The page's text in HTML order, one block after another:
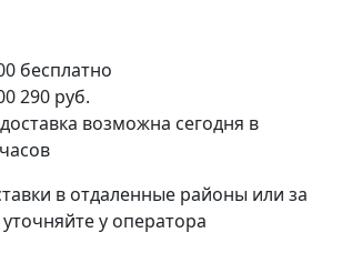
бесплатно
290 руб.
возможна сегодня в
в отдаленные районы или за
у оператора